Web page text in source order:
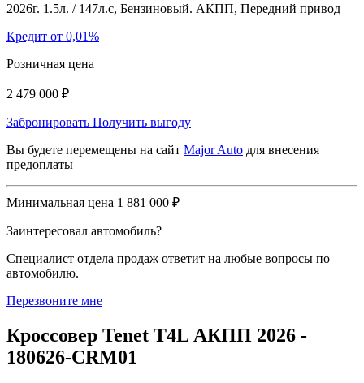
2026г. 1.5л. / 147л.с, Бензиновый. АКПП, Передний привод
Кредит от 0,01%
Розничная цена
2 479 000 ₽
Забронировать Получить выгоду
Вы будете перемещены на сайт Major Auto для внесения
предоплаты
Минимальная цена 1 881 000 ₽
Заинтересовал автомобиль?
Специалист отдела продаж ответит на любые вопросы по
автомобилю.
Перезвоните мне
Кроссовер Tenet T4L АКПП 2026 -
180626-CRM01